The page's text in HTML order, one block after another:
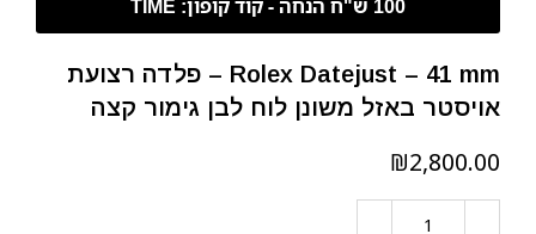
Rolex Datejust – 41 mm – פלדה רצועת
אויסטר באזל משונן לוח לבן גימור קצה
₪